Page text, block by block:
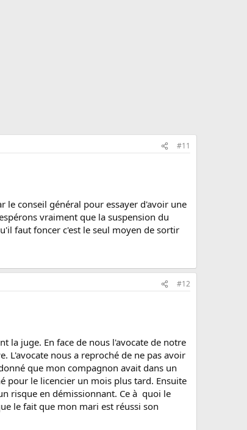
#11
le conseil général pour essayer d'avoir une
vraiment que la suspension du
faut foncer c'est le seul moyen de sortir
#12
la juge. En face de nous l'avocate de notre
L'avocate nous a reproché de ne pas avoir
que mon compagnon avait dans un
pour le licencier un mois plus tard. Ensuite
risque en démissionnant. Ce à quoi le
le fait que mon mari est réussi son